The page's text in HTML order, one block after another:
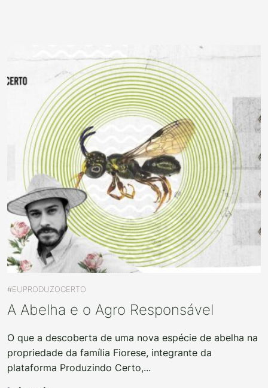
#EUPRODUZOCERTO
A Abelha e o Agro Responsável
O que a descoberta de uma nova espécie de abelha na
propriedade da família Fiorese, integrante da
plataforma Produzindo Certo,...